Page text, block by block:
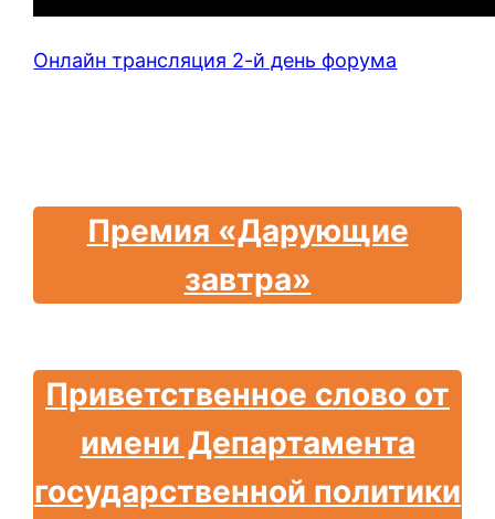
Онлайн трансляция 2-й день форума
Премия «Дарующие
завтра»
Приветственное слово от
имени Департамента
государственной политики